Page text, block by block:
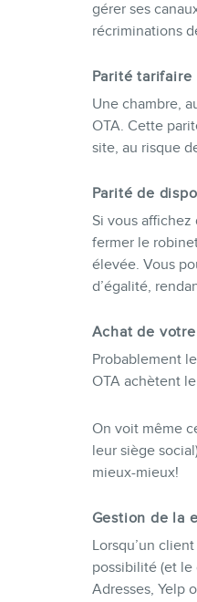
gérer ses
récriminations
Parité tarifaire
Une chambre,
OTA. Cette
site, au risque
Parité de
Si vous affichez
fermer le
élevée. Vous
d’égalité,
Achat de
Probablement
OTA achètent
On voit même
leur siège
mieux-mieux!
Gestion de la
Lorsqu’un
possibilité (et le
Adresses, Yelp